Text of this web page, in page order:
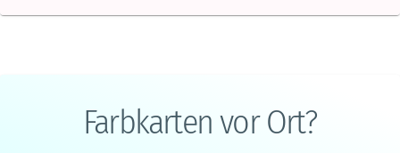
Farbkarten vor Ort?